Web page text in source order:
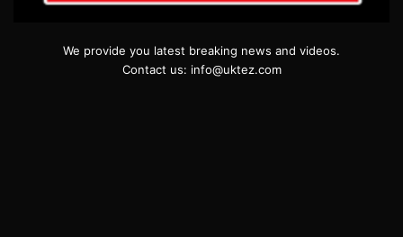
We provide you latest breaking news and videos.
Contact us: info@uktez.com